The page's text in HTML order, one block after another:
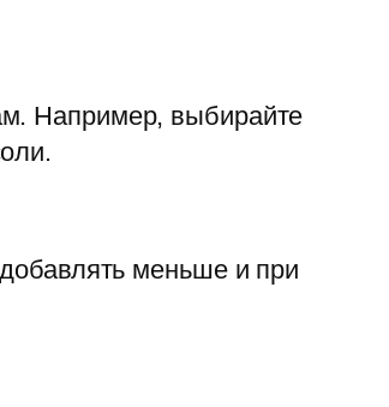
Например, выбирайте
меньше и при